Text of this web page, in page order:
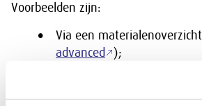
Voorbeelden zijn:
Via een
advanced
);
Aanvullende documentatie